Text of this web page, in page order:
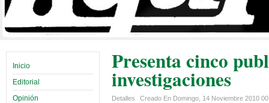
Inicio
Editorial
Opinión
Presenta cinco
investigaciones
Detalles
Creado En Domingo, 14 Noviembre 2010